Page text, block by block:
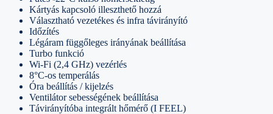
Kártyás kapcsoló illeszthető hozzá
Választható vezetékes és infra távirányító
Időzítés
Légáram függőleges irányának beállítása
Turbo funkció
Wi-Fi (2,4 GHz) vezérlés
8°C-os temperálás
Óra beállítás / kijelzés
Ventilátor sebességének beállítása
Távirányítóba integrált hőmérő (I FEEL)